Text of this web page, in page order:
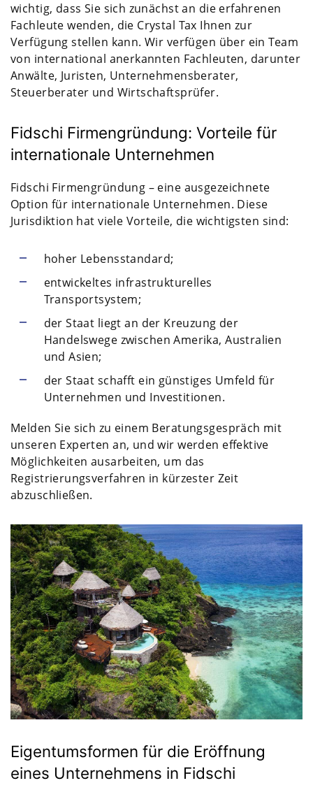
wichtig, dass Sie sich zunächst an die erfahrenen
Fachleute wenden, die Crystal Tax Ihnen zur
Verfügung stellen kann. Wir verfügen über ein Team
von international anerkannten Fachleuten, darunter
Anwälte, Juristen, Unternehmensberater,
Steuerberater und Wirtschaftsprüfer.
Fidschi Firmengründung: Vorteile für
internationale Unternehmen
Fidschi Firmengründung – eine ausgezeichnete
Option für internationale Unternehmen. Diese
Jurisdiktion hat viele Vorteile, die wichtigsten sind:
hoher Lebensstandard;
entwickeltes infrastrukturelles
Transportsystem;
der Staat liegt an der Kreuzung der
Handelswege zwischen Amerika, Australien
und Asien;
der Staat schafft ein günstiges Umfeld für
Unternehmen und Investitionen.
Melden Sie sich zu einem Beratungsgespräch mit
unseren Experten an, und wir werden effektive
Möglichkeiten ausarbeiten, um das
Registrierungsverfahren in kürzester Zeit
abzuschließen.
Eigentumsformen für die Eröffnung
eines Unternehmens in Fidschi